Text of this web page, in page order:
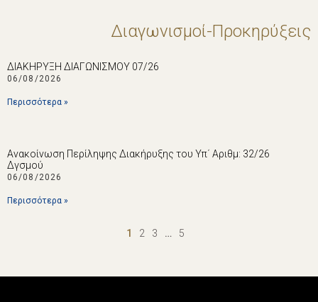
Διαγωνισμοί-Προκηρύξεις
ΔΙΑΚΗΡΥΞΗ ΔΙΑΓΩΝΙΣΜΟΥ 07/26
06/08/2026
Περισσότερα »
Ανακοίνωση Περίληψης Διακήρυξης του Υπ΄ Αριθμ: 32/26
Δγσμού
06/08/2026
Περισσότερα »
1 2 3 … 5